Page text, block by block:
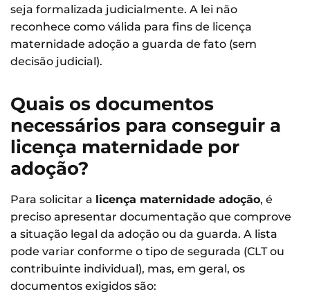
seja formalizada judicialmente. A lei não
reconhece como válida para fins de licença
maternidade adoção a guarda de fato (sem
decisão judicial).
Quais os documentos
necessários para conseguir a
licença maternidade por
adoção?
Para solicitar a licença maternidade adoção, é
preciso apresentar documentação que comprove
a situação legal da adoção ou da guarda. A lista
pode variar conforme o tipo de segurada (CLT ou
contribuinte individual), mas, em geral, os
documentos exigidos são: